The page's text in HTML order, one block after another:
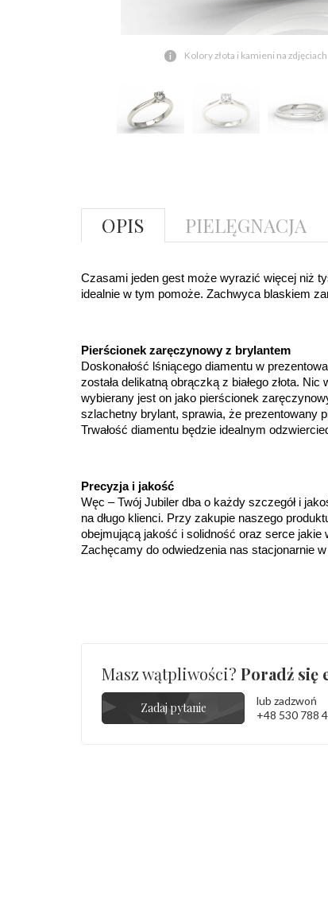
Kolory złota i kamieni na
OPIS PIELĘGNACJA
Czasami jeden gest może wyrazić więcej niż
idealnie w tym pomoże. Zachwyca blaskiem
Pierścionek zaręczynowy z brylantem
Doskonałość lśniącego diamentu w
została delikatną obrączką z białego złota.
wybierany jest on jako pierścionek
szlachetny brylant, sprawia, że prezentowany
Trwałość diamentu będzie idealnym
Precyzja i jakość
Węc – Twój Jubiler dba o każdy szczegół i
na długo klienci. Przy zakupie naszego
obejmującą jakość i solidność oraz serce jakie
Zachęcamy do odwiedzenia nas stacjonarnie
Masz wątpliwości? Poradź się
Zadaj pytanie
lub zadzwoń
+48 530 788